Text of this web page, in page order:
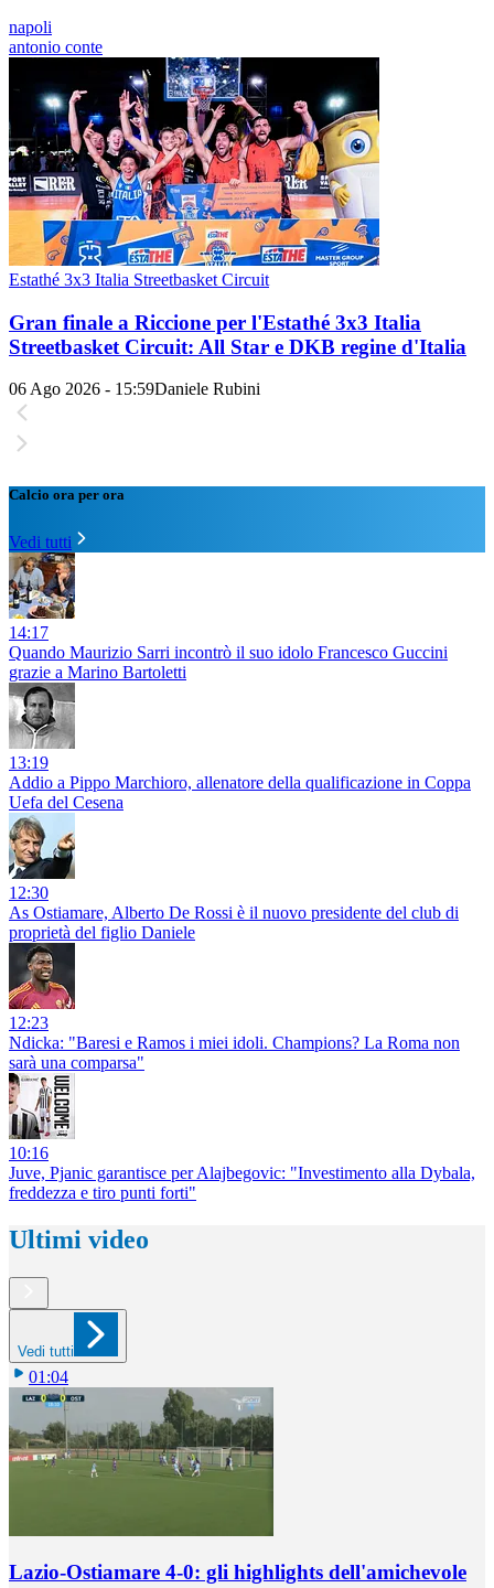
napoli
antonio conte
Estathé 3x3 Italia Streetbasket Circuit
Gran finale a Riccione per l'Estathé 3x3 Italia
Streetbasket Circuit: All Star e DKB regine d'Italia
06 Ago 2026 - 15:59Daniele Rubini
Calcio ora per ora
Vedi tutti
14:17
Quando Maurizio Sarri incontrò il suo idolo Francesco Guccini
grazie a Marino Bartoletti
13:19
Addio a Pippo Marchioro, allenatore della qualificazione in Coppa
Uefa del Cesena
12:30
As Ostiamare, Alberto De Rossi è il nuovo presidente del club di
proprietà del figlio Daniele
12:23
Ndicka: "Baresi e Ramos i miei idoli. Champions? La Roma non
sarà una comparsa"
10:16
Juve, Pjanic garantisce per Alajbegovic: "Investimento alla Dybala,
freddezza e tiro punti forti"
Ultimi video
Vedi tutti
01:04
Lazio-Ostiamare 4-0: gli highlights dell'amichevole